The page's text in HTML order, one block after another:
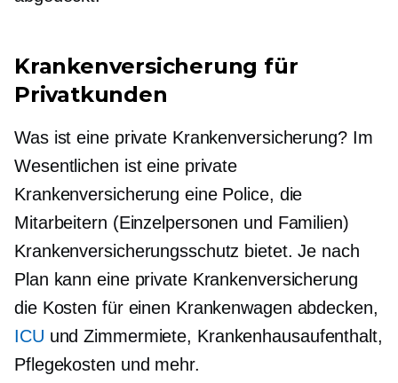
Krankenversicherung für
Privatkunden
Was ist eine private Krankenversicherung? Im
Wesentlichen ist eine private
Krankenversicherung eine Police, die
Mitarbeitern (Einzelpersonen und Familien)
Krankenversicherungsschutz bietet. Je nach
Plan kann eine private Krankenversicherung
die Kosten für einen Krankenwagen abdecken,
ICU und Zimmermiete, Krankenhausaufenthalt,
Pflegekosten und mehr.